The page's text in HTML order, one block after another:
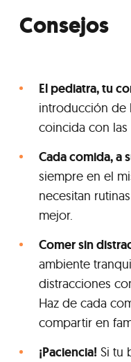
Consejos
El pediatra, tu
introducción de
coincida con
Cada comida, a
siempre en el
necesitan
mejor.
Comer sin
ambiente
distracciones
Haz de cada
compartir en
¡Paciencia! Si tu